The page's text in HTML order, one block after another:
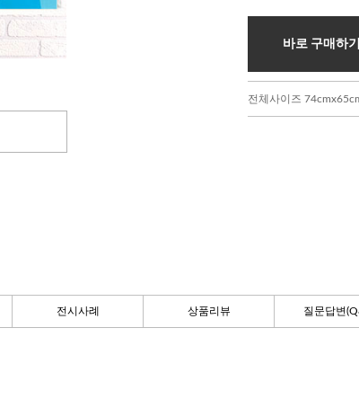
바로 구매하
전체사이즈
전시사례 상품리뷰 질문답변